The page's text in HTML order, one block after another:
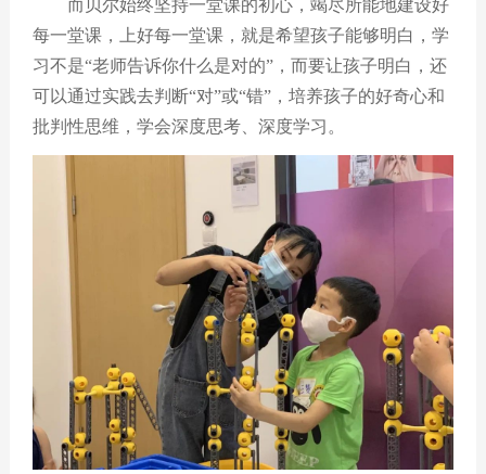
而贝尔始终坚持一堂课的初心，竭尽所能地建设好
每一堂课，上好每一堂课，就是希望孩子能够明白，学
习不是“老师告诉你什么是对的” ，而要让孩子明白，还
可以通过实践去判断“对”或“错” ，培养孩子的好奇心和
批判性思维，学会深度思考、深度学习。